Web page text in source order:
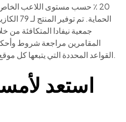
20 ٪ حسب مستوى اللاعب
الحماية.
جمعية نيفادا المتكافئة
المقامرين مراجعة شروط
القواعد المحددة التي يتبعها كل موقع عندما يتعلق الأمر بالمكافآت.
استعد